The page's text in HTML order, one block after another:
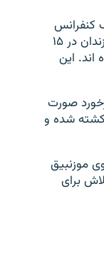
کنفرانس
خبری گفته که همۀ ۱۵۳۴ زندانی که در یک زندان در ۱۵
اند. این
صورت
کشته شده و
موزنبیق
تلاش برای